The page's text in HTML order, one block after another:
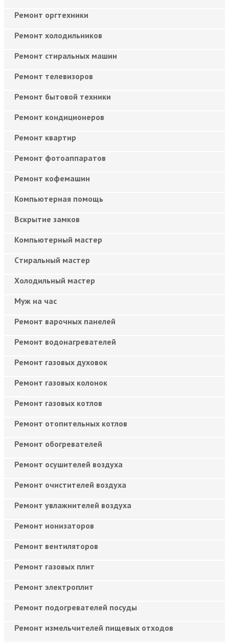
Ремонт оргтехники
Ремонт холодильников
Ремонт стиральных машин
Ремонт телевизоров
Ремонт бытовой техники
Ремонт кондиционеров
Ремонт квартир
Ремонт фотоаппаратов
Ремонт кофемашин
Компьютерная помощь
Вскрытие замков
Компьютерный мастер
Cтиральный мастер
Холодильный мастер
Муж на час
Ремонт варочных панелей
Ремонт водонагревателей
Ремонт газовых духовок
Ремонт газовых колонок
Ремонт газовых котлов
Ремонт отопительных котлов
Ремонт обогревателей
Ремонт осушителей воздуха
Ремонт очистителей воздуха
Ремонт увлажнителей воздуха
Ремонт ионизаторов
Ремонт вентиляторов
Ремонт газовых плит
Ремонт электроплит
Ремонт подогревателей посуды
Ремонт измельчителей пищевых отходов